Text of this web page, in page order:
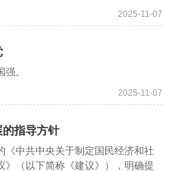
2025-11-07
。
2025-11-07
的指导方针
中共中央关于制定国民经济和社
》（以下简称《建议》），明确提